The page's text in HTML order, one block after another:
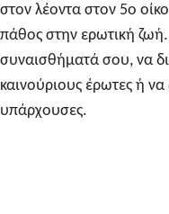
στον λέοντα στον 5ο
πάθος στην ερωτική ζωή.
συναισθήματά σου, να
καινούριους έρωτες ή
υπάρχουσες.